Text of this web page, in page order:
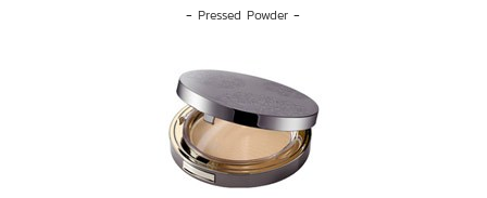
-Pressed Powder -